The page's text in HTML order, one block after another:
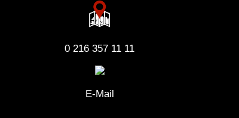
0 216 357 11 11
E-Mail